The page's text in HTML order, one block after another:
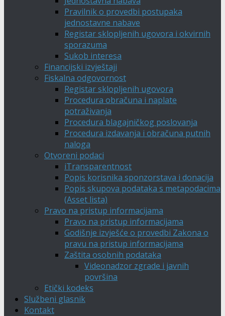
Pravilnik o provedbi postupaka
jednostavne nabave
Registar sklopljenih ugovora i okvirnih
sporazuma
Sukob interesa
Financijski izvještaji
Fiskalna odgovornost
Registar sklopljenih ugovora
Procedura obračuna i naplate
potraživanja
Procedura blagajničkog poslovanja
Procedura izdavanja i obračuna putnih
naloga
Otvoreni podaci
iTransparentnost
Popis korisnika sponzorstava i donacija
Popis skupova podataka s metapodacima
(Asset lista)
Pravo na pristup informacijama
Pravo na pristup informacijama
Godišnje izvješće o provedbi Zakona o
pravu na pristup informacijama
Zaštita osobnih podataka
Videonadzor zgrade i javnih
površina
Etički kodeks
Službeni glasnik
Kontakt